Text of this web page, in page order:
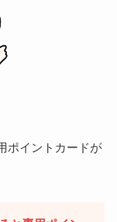
ポイントカードが